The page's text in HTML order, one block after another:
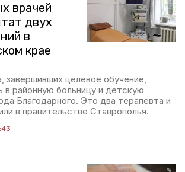
врачей
двух
в
крае
завершивших целевое обучение,
в районную больницу и детскую
Благодарного. Это два терапевта и
в правительстве Ставрополья.